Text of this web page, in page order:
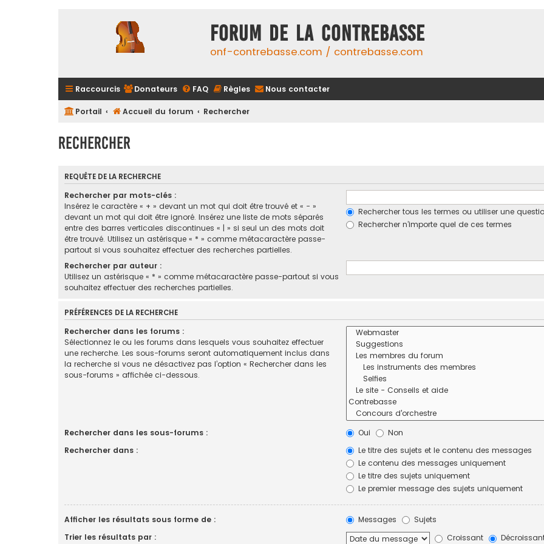
FORUM DE LA CONTREBASSE
onf-contrebasse.com / contrebasse.com
Raccourcis Donateurs FAQ Règles Nous contacter
Portail Accueil du forum Rechercher
Rechercher
REQUÊTE DE LA RECHERCHE
Rechercher par mots-clés :
Insérez le caractère « + » devant un mot qui doit être trouvé et « - »
devant un mot qui doit être ignoré. Insérez une liste de mots séparés
entre des barres verticales discontinues « | » si seul un des mots doit
être trouvé. Utilisez un astérisque « * » comme métacaractère passe-
partout si vous souhaitez effectuer des recherches partielles.
Rechercher tous les termes ou utiliser une
Rechercher n’importe quel de ces termes
Rechercher par auteur :
Utilisez un astérisque « * » comme métacaractère passe-partout si vous
souhaitez effectuer des recherches partielles.
PRÉFÉRENCES DE LA RECHERCHE
Rechercher dans les forums :
Sélectionnez le ou les forums dans lesquels vous souhaitez effectuer
une recherche. Les sous-forums seront automatiquement inclus dans
la recherche si vous ne désactivez pas l’option « Rechercher dans les
sous-forums » affichée ci-dessous.
Rechercher dans les sous-forums : Oui
Non
Rechercher dans :
Le titre des sujets et le contenu des messages
Le contenu des messages uniquement
Le titre des sujets uniquement
Le premier message des sujets uniquement
Afficher les résultats sous forme de : Messages
Sujets
Trier les résultats par :
Croissant